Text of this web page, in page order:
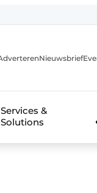
Nieuwsbrief
Services &
Solutions